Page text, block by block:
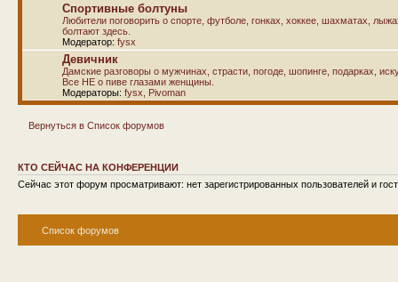
Спортивные болтуны
Любители поговорить о спорте, футболе, гонках, хоккее, шахматах,
болтают здесь.
Модератор: fysx
Девичник
Дамские разговоры о мужчинах, страсти, погоде, шопинге, подарках,
Все НЕ о пиве глазами женщины.
Модераторы: fysx Pivoman
Вернуться в Список форумов
КТО СЕЙЧАС НА КОНФЕРЕНЦИИ
Сейчас этот форум просматривают: нет зарегистрированных пользователей и
Список форумов